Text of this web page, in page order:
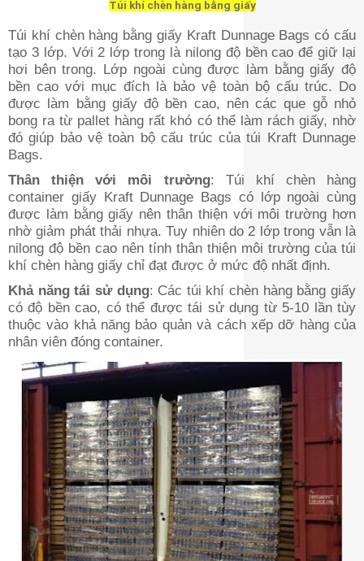
Túi khí chèn hàng bằng giấy
Túi khí chèn hàng bằng giấy Kraft Dunnage Bags có cấu
tạo 3 lớp. Với 2 lớp trong là nilong độ bền cao để giữ lại
hơi bên trong. Lớp ngoài cùng được làm bằng giấy độ
bền cao với mục đích là bảo vệ toàn bộ cấu trúc. Do
được làm bằng giấy độ bền cao, nên các que gỗ nhỏ
bong ra từ pallet hàng rất khó có thể làm rách giấy, nhờ
đó giúp bảo vệ toàn bộ cấu trúc của túi Kraft Dunnage
Bags.
Thân thiện với môi trường: Túi khí chèn hàng
container giấy Kraft Dunnage Bags có lớp ngoài cùng
được làm bằng giấy nên thân thiện với môi trường hơn
nhờ giảm phát thải nhựa. Tuy nhiên do 2 lớp trong vẫn là
nilong độ bền cao nên tính thân thiện môi trường của túi
khí chèn hàng giấy chỉ đạt được ở mức độ nhất định.
Khả năng tái sử dụng: Các túi khí chèn hàng bằng giấy
có độ bền cao, có thể được tái sử dụng từ 5-10 lần tùy
thuộc vào khả năng bảo quản và cách xếp dỡ hàng của
nhân viên đóng container.